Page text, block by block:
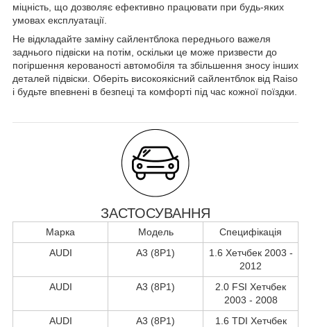
міцність, що дозволяє ефективно працювати при будь-яких
умовах експлуатації.
Не відкладайте заміну сайлентблока переднього важеля
заднього підвіски на потім, оскільки це може призвести до
погіршення керованості автомобіля та збільшення зносу інших
деталей підвіски. Оберіть високоякісний сайлентблок від Raiso
і будьте впевнені в безпеці та комфорті під час кожної поїздки.
ЗАСТОСУВАННЯ
Марка Модель
Специфікація
AUDI
A3 (8P1)
1.6 Хетчбек 2003 -
2012
AUDI
A3 (8P1)
2.0 FSI Хетчбек
2003 - 2008
AUDI
A3 (8P1)
1.6 TDI Хетчбек